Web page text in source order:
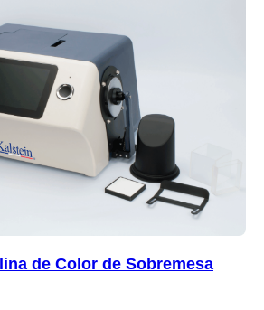
de Color de Sobremesa